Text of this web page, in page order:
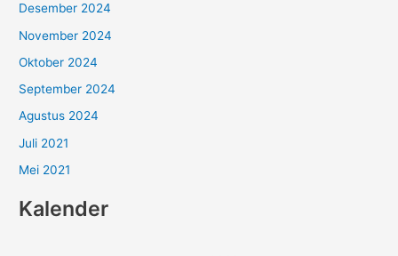
Desember 2024
November 2024
Oktober 2024
September 2024
Agustus 2024
Juli 2021
Mei 2021
Kalender